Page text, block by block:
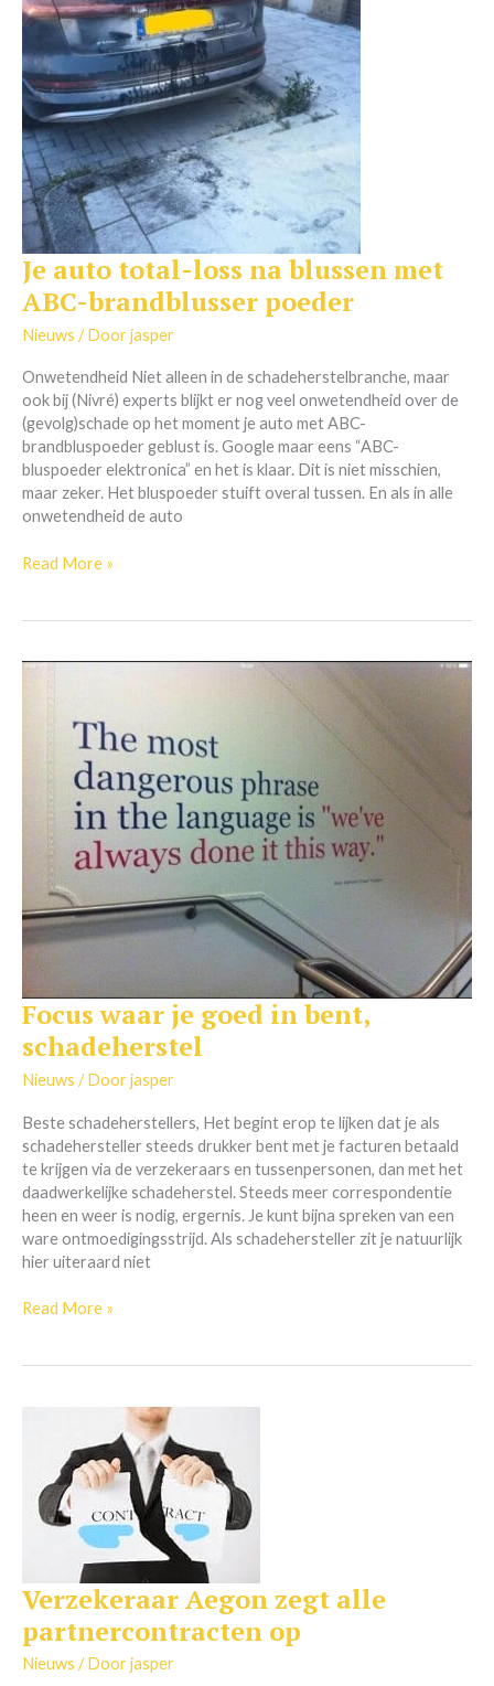
Je auto total-loss na blussen met
ABC-brandblusser poeder
Nieuws / Doorjasper
Onwetendheid Niet alleen in de schadeherstelbranche, maar
ook bij (Nivré) experts blijkt er nog veel onwetendheid over de
(gevolg)schade op het moment je auto met ABC-
brandbluspoeder geblust is. Google maar eens “ABC-
bluspoeder elektronica” en het is klaar. Dit is niet misschien,
maar zeker. Het bluspoeder stuift overal tussen. En als in alle
onwetendheid de auto
Je
auto
total-
loss
blussen
met
ABC-
brandblusser
poeder
Read More »
Focus waar je goed in bent,
schadeherstel
Nieuws / Doorjasper
Beste schadeherstellers, Het begint erop te lijken dat je als
schadehersteller steeds drukker bent met je facturen betaald
te krijgen via de verzekeraars en tussenpersonen, dan met het
daadwerkelijke schadeherstel. Steeds meer correspondentie
heen en weer is nodig, ergernis. Je kunt bijna spreken van een
ware ontmoedigingsstrijd. Als schadehersteller zit je natuurlijk
hier uiteraard niet
Focus
waar
je
goed
bent,
schadeherstel
Read More »
Verzekeraar Aegon zegt alle
partnercontracten op
Nieuws / Doorjasper
Verzekeraar
zegt
alle